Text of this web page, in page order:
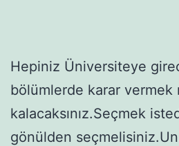
Hepiniz Üniversiteye
bölümlerde karar
kalacaksınız.Seçmek
gönülden